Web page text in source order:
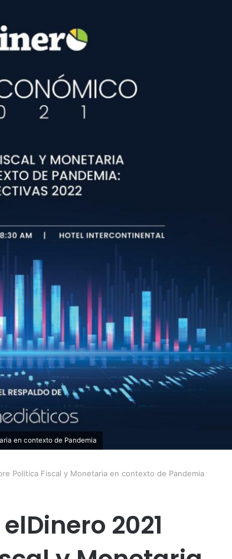
en contexto de Pandemia
Política Fiscal y Monetaria en contexto de Pandemia
2021